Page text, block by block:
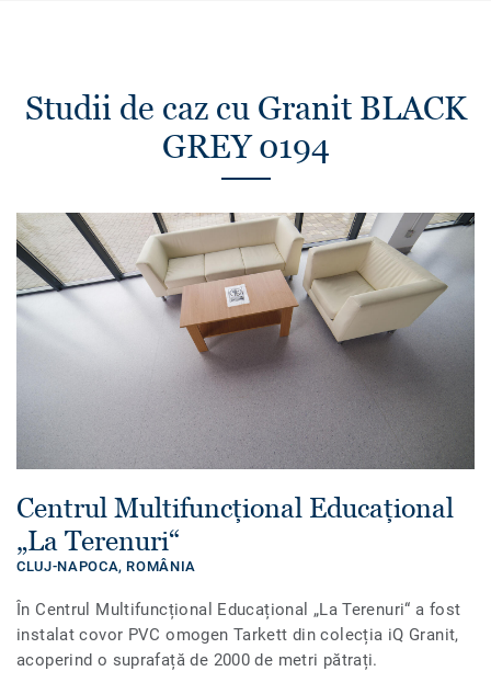
Studii de caz cu Granit BLACK
GREY 0194
Centrul Multifuncțional Educațional
„La Terenuri“
CLUJ-NAPOCA, ROMÂNIA
În Centrul Multifuncțional Educațional „La Terenuri“ a fost
instalat covor PVC omogen Tarkett din colecția iQ Granit,
acoperind o suprafață de 2000 de metri pătrați.